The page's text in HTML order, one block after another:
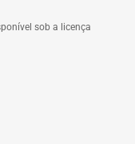
sob a licença